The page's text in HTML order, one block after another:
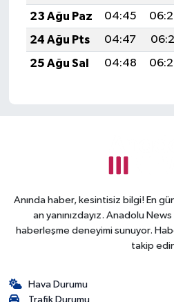
23 Ağu Paz
04:45
24 Ağu Pts
04:47
25 Ağu Sal
04:48
Anında haber, kesintisiz bilgi! En
an yanınızdayız. Anadolu
haberleşme deneyimi sunuyor.
takip
Hava Durumu
Trafik Durumu